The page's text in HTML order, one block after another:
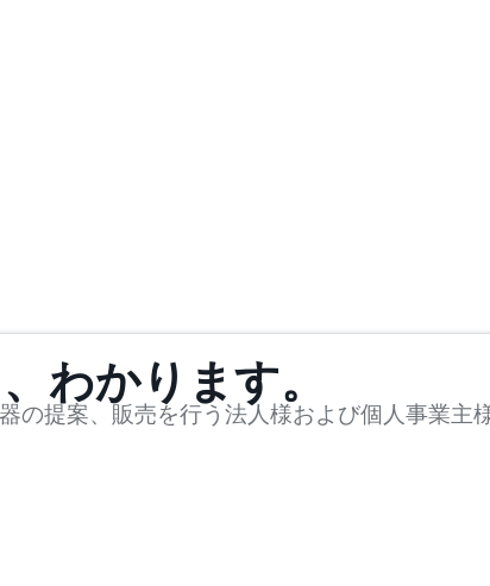
わかります。
提案、販売を行う法人様および個人事業主